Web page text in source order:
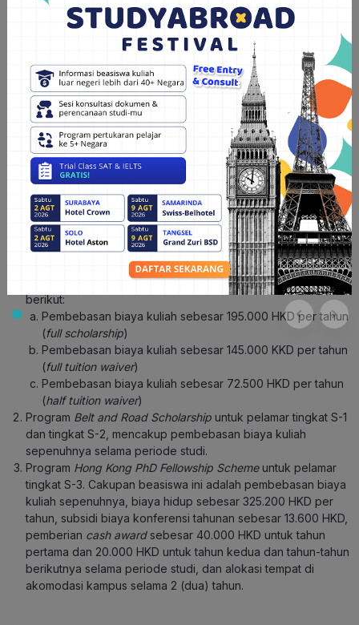
Selain itu, universitas ini juga menawarkan beberapa program
beasiswa kepada pelajar internasional yang ingin melanjutkan
fashion design,termasuk di antaranya:
ProgramEntry Scholarship for Outstanding Admitteesuntuk
pelamar tingkat S-1;
ProgramBelt and Road Scholarship
untuk pelamar tingkat S-1
dan tingkat S-2;
ProgramHong Kong PhD Fellowship Schemeuntuk pelamar
tingkat S-3.
Cakupan Beasiswa
Program beasiswa di atas mencakup beberapa hal sebagai
berikut:
Entry Scholarship for Outstanding Admitteesuntuk
pelamar tingkat S-1. Cakupan beasiswa ini adalah sebagai
berikut:
Pembebasan biaya kuliah sebesar 195.000 HKD per tahun
(full scholarship)
Pembebasan biaya kuliah sebesar 145.000 KKD per tahun
(full tuition waiver)
Pembebasan biaya kuliah sebesar 72.500 HKD per tahun
(half tuition waiver)
Program Belt and Road Scholarship untuk pelamar tingkat S-1
dan tingkat S-2, mencakup pembebasan biaya kuliah
sepenuhnya selama periode studi.
Program Hong Kong PhD Fellowship Scheme untuk pelamar
tingkat S-3. Cakupan beasiswa ini adalah pembebasan biaya
kuliah sepenuhnya, biaya hidup sebesar 325.200 HKD per
tahun, subsidi biaya konferensi tahunan sebesar 13.600 HKD,
pemberian cash award sebesar 40.000 HKD untuk tahun
pertama dan 20.000 HKD untuk tahun kedua dan tahun-tahun
berikutnya selama periode studi, dan alokasi tempat di
akomodasi kampus selama 2 (dua) tahun.